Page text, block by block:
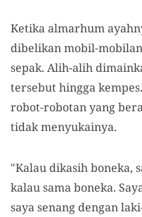
Ketika almarhum
dibelikan mobil-
sepak. Alih-alih
tersebut hingga
robot-robotan yang
tidak menyukainya.
"Kalau dikasih boneka,
kalau sama boneka.
saya senang dengan